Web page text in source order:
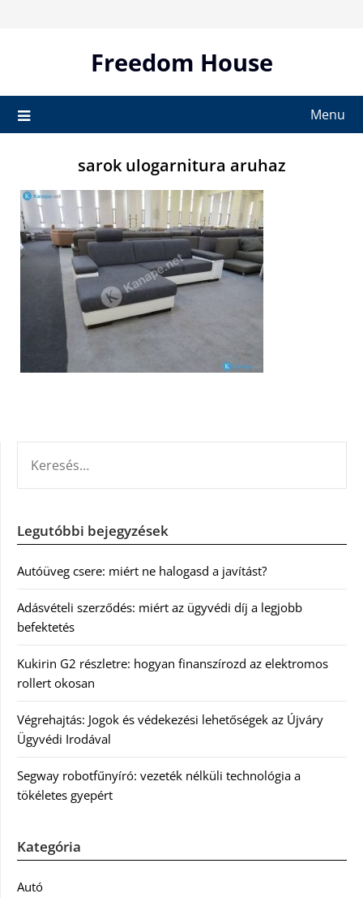
Freedom House
Menu
sarok ulogarnitura aruhaz
Legutóbbi bejegyzések
Autóüveg csere: miért ne halogasd a javítást?
Adásvételi szerződés: miért az ügyvédi díj a legjobb
befektetés
Kukirin G2 részletre: hogyan finanszírozd az elektromos
rollert okosan
Végrehajtás: Jogok és védekezési lehetőségek az Újváry
Ügyvédi Irodával
Segway robotfűnyíró: vezeték nélküli technológia a
tökéletes gyepért
Kategória
Autó